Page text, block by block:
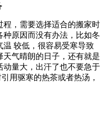
，需要选择适合的搬家时
原因而没有办法，比如冬
温 较低，很容易受寒导致
气晴朗的日子，还有就是
量大，出汗了也不要急于
用驱寒的热茶或者热汤，